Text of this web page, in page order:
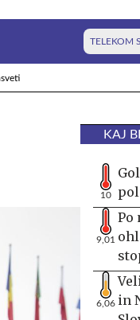
TELEKOM
KAJ
10
9,01
Po
6,06 in